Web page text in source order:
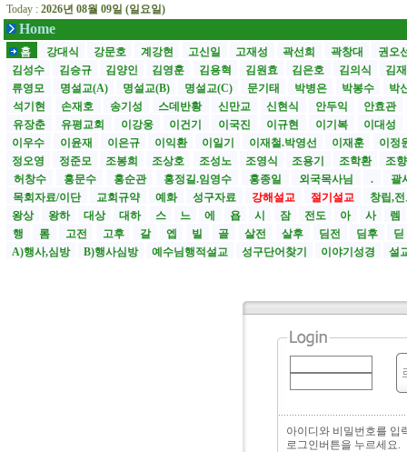
Today : 2026년 08월 09일 (일요일)
Home
홈 강대식 강문호 계강현 고신일 고재성 곽선희 곽창대
권오
김성수
김승규 김양인 김영훈 김용혁 김원효 김은호 김의식
김
류영모
명설교(A) 명설교(B) 명설교(C) 문기태 박병은 박봉수
박
석기현
손재호 송기성 스데반황 신만교 신현식 안두익
안효관
유장춘
유평교회 이강웅 이건기 이국진 이규현 이기복
이대성
이우수
이윤재 이은규 이익환 이일기 이재철.박영선 이재훈
이정
정오영
정준모 조봉희 조상호 조성노 조영식 조용기 조학환
조
허창수
홍문수 홍순관 홍정길.임영수 홍종일 외국목사님 .
괄
목회자료/이단
교회규약 예화 성구자료 강해설교 절기설교
창립,
왕상
왕하 대상 대하 스 느 에 욥 시 잠 전도 아 사
렘
행
롬 고전 고후 갈 엡 빌 골 살전 살후 딤전 딤후
딛
A)행사,심방
B)행사심방 예수님행적설교 성구단어찾기 이야기성경 설
아이디와 비밀번호를 입
로그인버튼을 누르세요.